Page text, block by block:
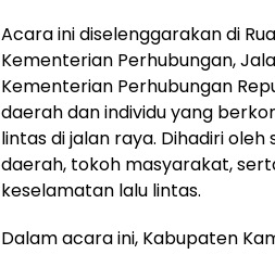
Acara ini diselenggarakan di
Kementerian Perhubungan,
Kementerian Perhubungan
daerah dan individu yang
lintas di jalan raya. Dihadiri
daerah, tokoh masyarakat,
keselamatan lalu lintas.
Dalam acara ini, Kabupaten